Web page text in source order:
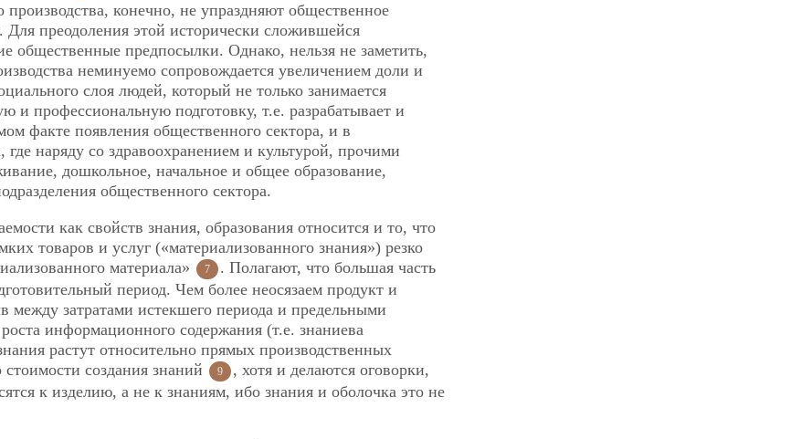
производства, конечно, не упраздняют общественное
преодоления этой исторически сложившейся
общественные предпосылки. Однако, нельзя не заметить,
неминуемо сопровождается увеличением доли и
слоя людей, который не только занимается
и профессиональную подготовку, т.е. разрабатывает и
факте появления общественного сектора, и в
наряду со здравоохранением и культурой, прочими
дошкольное, начальное и общее образование,
общественного сектора.
как свойств знания, образования относится и то, что
товаров и услуг («материализованного знания») резко
материала»
7
. Полагают, что большая часть
период. Чем более неосязаем продукт и
затратами истекшего периода и предельными
информационного содержания (т.е. знаниева
растут относительно прямых производственных
создания знаний 9
, хотя и делаются оговорки,
к изделию, а не к знаниям, ибо знания и оболочка это не